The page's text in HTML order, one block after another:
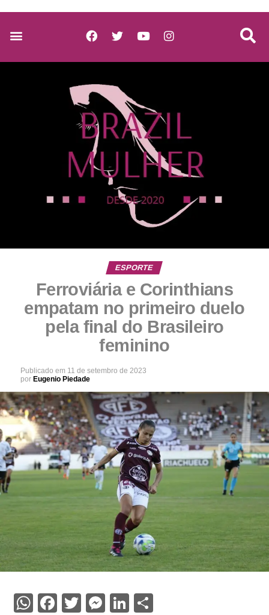
ESPORTE
Ferroviária e Corinthians
empatam no primeiro duelo
pela final do Brasileiro
feminino
Publicado em 11 de setembro de 2023
por Eugenio Piedade
WhatsApp
Facebook
Twitter
Messenger
LinkedIn
Share